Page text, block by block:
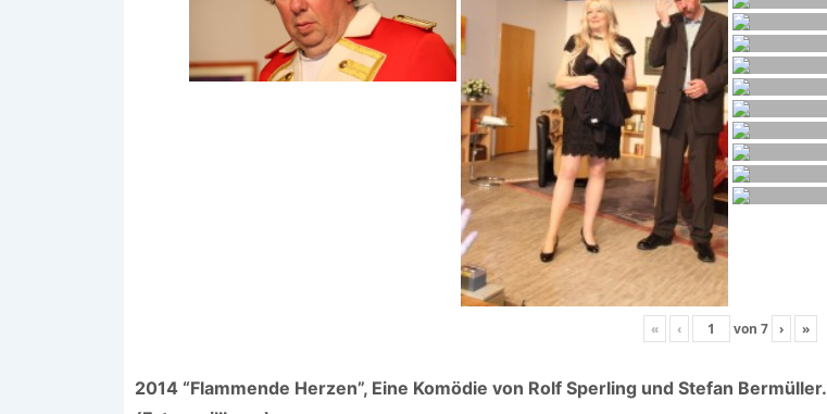
« ‹ von 7 › »
2014 “Flammende Herzen”, Eine Komödie von Rolf Sperling und Stefan Bermüller.